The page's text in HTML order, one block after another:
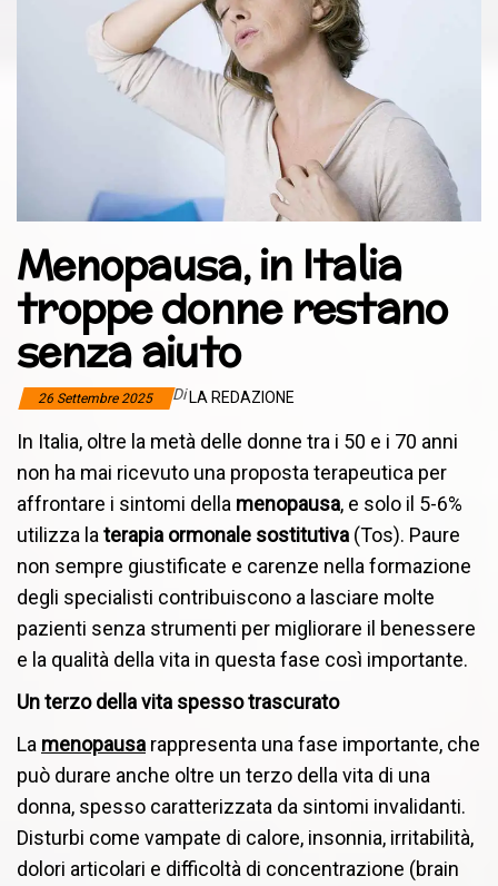
Menopausa, in Italia
troppe donne restano
senza aiuto
26 Settembre 2025 Di LA REDAZIONE
In Italia, oltre la metà delle donne tra i 50 e i 70 anni
non ha mai ricevuto una proposta terapeutica per
affrontare i sintomi della menopausa, e solo il 5-6%
utilizza la terapia ormonale sostitutiva (Tos). Paure
non sempre giustificate e carenze nella formazione
degli specialisti contribuiscono a lasciare molte
pazienti senza strumenti per migliorare il benessere
e la qualità della vita in questa fase così importante.
Un terzo della vita spesso trascurato
La menopausa rappresenta una fase importante, che
può durare anche oltre un terzo della vita di una
donna, spesso caratterizzata da sintomi invalidanti.
Disturbi come vampate di calore, insonnia, irritabilità,
dolori articolari e difficoltà di concentrazione (brain